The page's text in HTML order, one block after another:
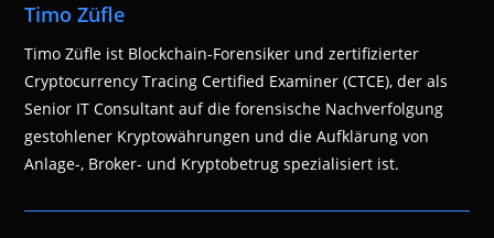
Timo Züfle
Timo Züfle ist Blockchain-Forensiker und zertifizierter
Cryptocurrency Tracing Certified Examiner (CTCE), der als
Senior IT Consultant auf die forensische Nachverfolgung
gestohlener Kryptowährungen und die Aufklärung von
Anlage-, Broker- und Kryptobetrug spezialisiert ist.